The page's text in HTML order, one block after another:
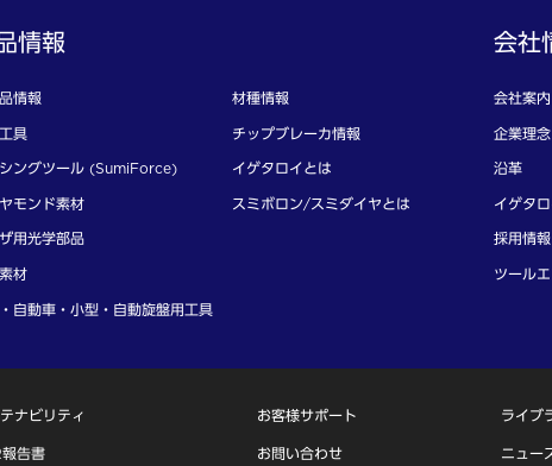
情報
情報
具
ングツール (SumiForce)
モンド素材
用光学部品
材
自動車・小型・自動旋盤用工具
材種情報
チップブレーカ情報
イゲタロイとは
スミボロン/スミダイヤとは
会社
会社案内
企業理念
沿革
イゲタ
採用情報
ツール
ナビリティ
告書
お客様サポート
お問い合わせ
ライブ
ニュー